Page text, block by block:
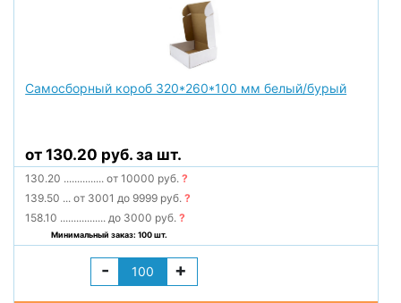
Самосборный короб 320*260*100 мм белый/бурый
от 130.20 руб. за шт.
130.20 ............... от 10000 руб.?
139.50 ... от 3001 до 9999 руб.?
158.10 ................. до 3000 руб.?
Минимальный заказ: 100 шт.
- +